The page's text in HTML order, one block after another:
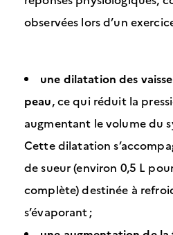
observées lors d’un
une dilatation des
peau, ce qui réduit la
augmentant le volume du
Cette dilatation
de sueur (environ 0,5 L
complète) destinée à
s’évaporant ;